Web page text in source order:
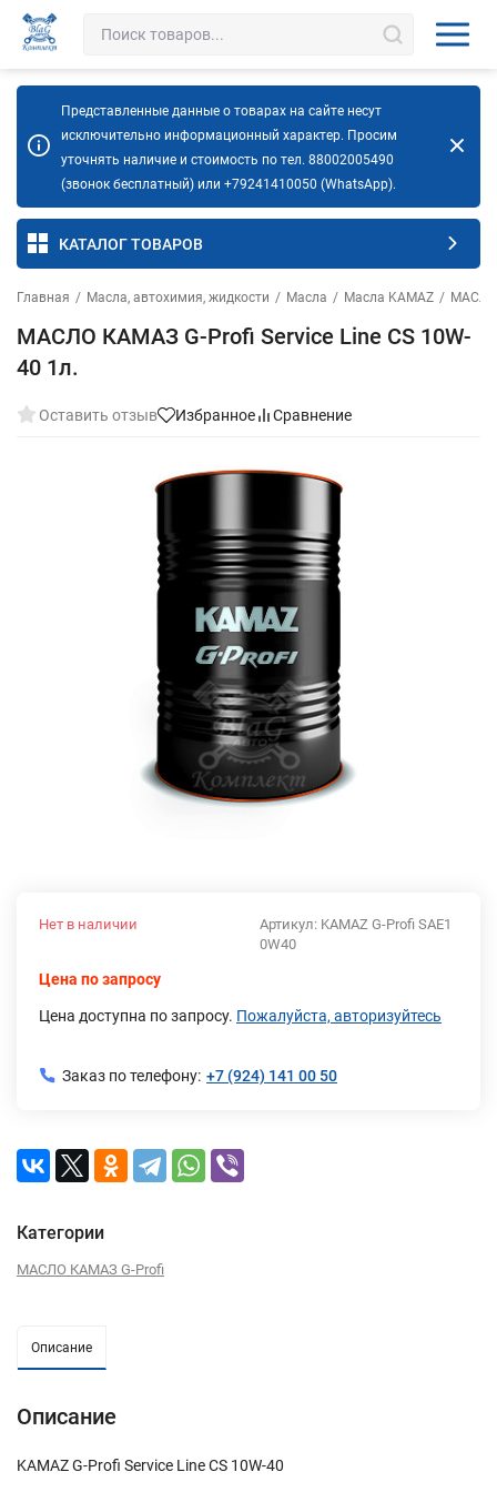
Представленные данные о товарах на сайте несут
исключительно информационный характер. Просим
уточнять наличие и стоимость по тел. 88002005490
(звонок бесплатный) или +79241410050 (WhatsApp).
КАТАЛОГ ТОВАРОВ
Главная / Масла, автохимия, жидкости / Масла / Масла KAMAZ / МАСЛО
МАСЛО КАМАЗ G-Profi Service Line СS 10W-
40 1л.
Оставить отзыв Избранное Сравнение
Артикул: KAMAZ G-Profi SAE1
0W40
Нет в наличии
Цена по запросу
Цена доступна по запросу. Пожалуйста, авторизуйтесь
Заказ по телефону: +7 (924) 141 00 50
Категории
МАСЛО КАМАЗ G-Profi
Описание
Описание
KAMAZ G-Profi Service Line CS 10W-40